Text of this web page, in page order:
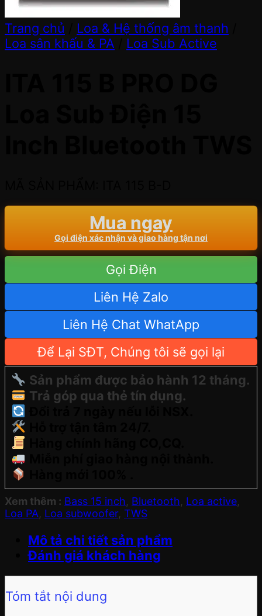
Trang chủ Loa & Hệ thống âm thanh
Loa sân khấu & PA
Loa Sub Active
Mua ngay
Gọi điện xác nhận và giao hàng tận nơi
Gọi Điện
Liên Hệ Zalo
Liên Hệ Chat WhatApp
Để Lại SĐT, Chúng tôi sẽ gọi lại
Sản phẩm được bảo hành 12 tháng.
Trả góp qua thẻ tín dụng.
Xem thêm : Bass 15 inch, Bluetooth, Loa active,
Loa PA, Loa subwoofer, TWS
Mô tả chi tiết sản phẩm
Đánh giá khách hàng
Tóm tắt nội dung